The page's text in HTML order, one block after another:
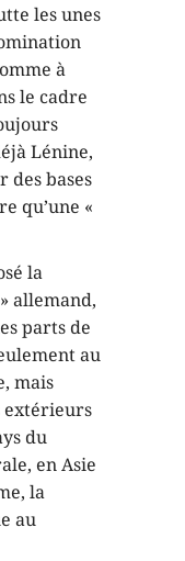
les unes
à
le cadre
Lénine,
des bases
qu’une «
la
allemand,
parts de
au
mais
extérieurs
du
en Asie
la
au